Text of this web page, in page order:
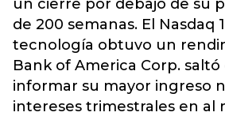
un cierre por debajo de su
de 200 semanas. El Nasdaq
tecnología obtuvo un
Bank of America Corp. saltó
informar su mayor ingreso
intereses trimestrales en al